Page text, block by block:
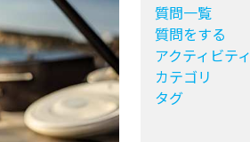
質問一覧
質問をする
アクティビティ
カテゴリ
タグ